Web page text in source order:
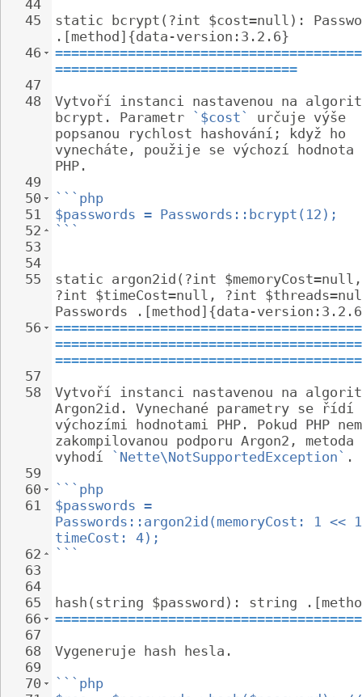
44
45
46
47
48
49
50
51
52
53
54
55
56
57
58
59
60
61
62
63
64
65
66
67
68
69
70
static bcrypt(?int $cost=null):
.[method]{data-version:3.2.6}
==============================
Vytvoří instanci nastavenou na
bcrypt. Parametr
`$cost`
určuje výše
popsanou rychlost hashování; když ho
vynecháte, použije se výchozí hodnota
PHP.
```php
$passwords = Passwords::bcrypt(12);
```
static argon2id(?int
?int $timeCost=null, ?int
Passwords .[method]{data-
======================================
Vytvoří instanci nastavenou na
Argon2id. Vynechané parametry se řídí
výchozími hodnotami PHP. Pokud PHP
zakompilovanou podporu Argon2, metoda
vyhodí
`Nette\NotSupportedException` .
```php
$passwords =
Passwords::argon2id(memoryCost: 1 <<
timeCost: 4);
```
hash(string $password): string
Vygeneruje hash hesla.
```php